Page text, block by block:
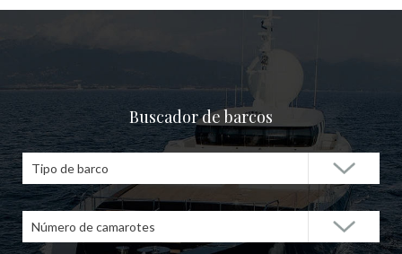
Buscador de barcos
Tipo de barco
Número de camarotes